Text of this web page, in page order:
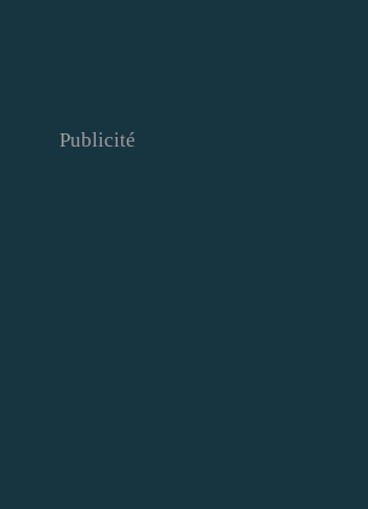
Publicité